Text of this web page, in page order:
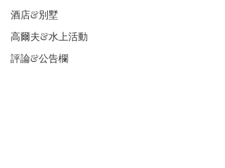
酒店&別墅
高爾夫&水上活動
評論&公告欄